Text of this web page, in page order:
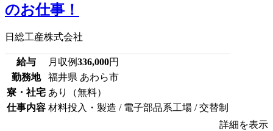
のお仕事！
日総工産株式会社
給与 月収例336,000円
勤務地
福井県 あわら市
寮・社宅 あり（無料）
仕事内容 材料投入・製造 / 電子部品系工場 / 交替制
詳細を表示